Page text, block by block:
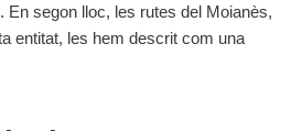
En segon lloc, les rutes del Moianès,
entitat, les hem descrit com una